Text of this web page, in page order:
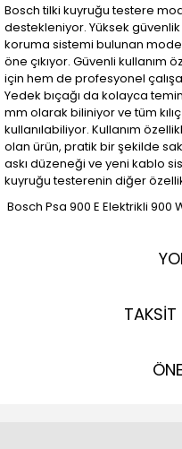
Bosch tilki kuyruğu testere
destekleniyor. Yüksek
koruma sistemi bulunan
öne çıkıyor. Güvenli kullanım
için hem de profesyonel
Yedek bıçağı da kolayca
mm olarak biliniyor ve tüm
kullanılabiliyor. Kullanım
olan ürün, pratik bir şekilde
askı düzeneği ve yeni kablo
kuyruğu testerenin diğer
Bosch Psa 900 E Elektrikli 900
TAKSİT